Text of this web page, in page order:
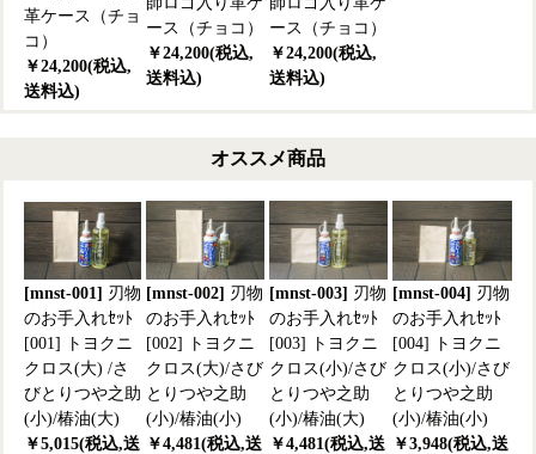
革ケース（チョ
コ）
￥24,200(税込,
送料込)
ース（チョコ）
￥24,200(税込,
送料込)
ース（チョコ）
￥24,200(税込,
送料込)
オススメ商品
[mnst-001] 刃物
のお手入れｾｯﾄ
[001] トヨクニ
クロス(大) /さ
びとりつや之助
(小)/椿油(大)
￥5,015(税込,送
[mnst-002] 刃物
のお手入れｾｯﾄ
[002] トヨクニ
クロス(大)/さび
とりつや之助
(小)/椿油(小)
￥4,481(税込,送
[mnst-003] 刃物
のお手入れｾｯﾄ
[003] トヨクニ
クロス(小)/さび
とりつや之助
(小)/椿油(大)
￥4,481(税込,送
[mnst-004] 刃物
のお手入れｾｯﾄ
[004] トヨクニ
クロス(小)/さび
とりつや之助
(小)/椿油(小)
￥3,948(税込,送